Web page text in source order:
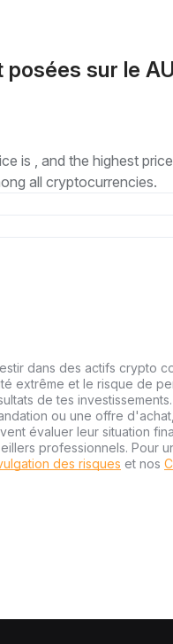
sur le
is , and the highest
all cryptocurrencies.
dans des actifs crypto
extrême et le risque de
de tes
ou une offre
évaluer leur situation
professionnels. Pour
des risques et nos